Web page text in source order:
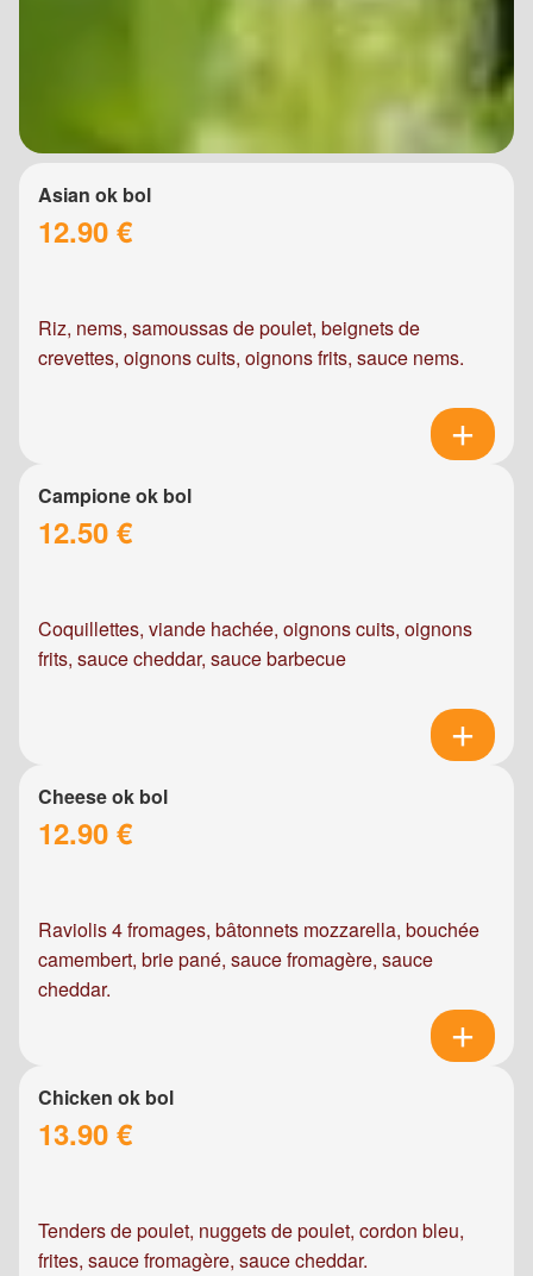
Asian ok bol
12.90 €
Riz, nems, samoussas de poulet, beignets de
crevettes, oignons cuits, oignons frits, sauce nems.
Campione ok bol
12.50 €
Coquillettes, viande hachée, oignons cuits, oignons
frits, sauce cheddar, sauce barbecue
Cheese ok bol
12.90 €
Raviolis 4 fromages, bâtonnets mozzarella, bouchée
camembert, brie pané, sauce fromagère, sauce
cheddar.
Chicken ok bol
13.90 €
Tenders de poulet, nuggets de poulet, cordon bleu,
frites, sauce fromagère, sauce cheddar.